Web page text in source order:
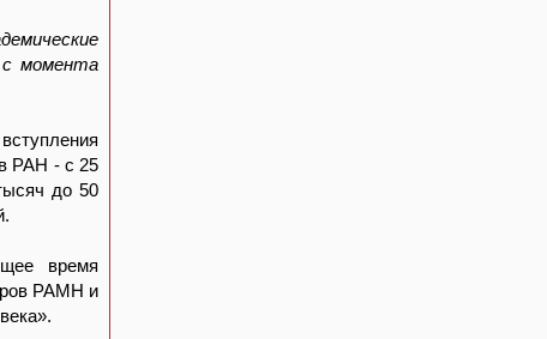
с момента
РАН - с 25
до 50
время
РАМН и